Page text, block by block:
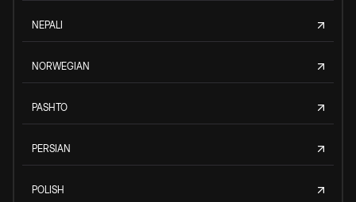
NEPALI
NORWEGIAN
PASHTO
PERSIAN
POLISH